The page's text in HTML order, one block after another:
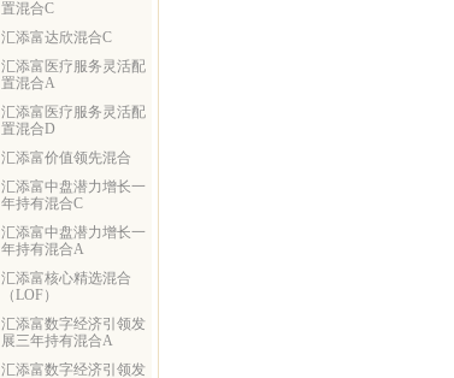
置混合C
汇添富达欣混合C
汇添富医疗服务灵活配
置混合A
汇添富医疗服务灵活配
置混合D
汇添富价值领先混合
汇添富中盘潜力增长一
年持有混合C
汇添富中盘潜力增长一
年持有混合A
汇添富核心精选混合
（LOF）
汇添富数字经济引领发
展三年持有混合A
汇添富数字经济引领发